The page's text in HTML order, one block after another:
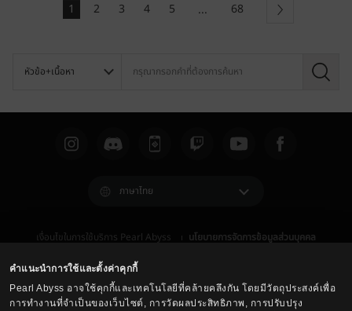
คำแนะนำการใช้และตั้งค่าคุกกี้
Pearl Abyss อาจใช้คุกกี้และเทคโนโลยีที่คล้ายคลึงกัน โดยมีวัตถุประสงค์เพื่อ
การทำงานที่จำเป็นของเว็บไซต์, การวัดผลประสิทธิภาพ, การปรับปรุง
1 2 3 4 5 ... 68 ถัดไป
ค้
ห
ภาษาไทย
เงื่อนไขในการใช้บริการ Pearl Abyss
นโยบายการจัดการข้อมูลส่วนบุคคล
ตัวเลือกการปกป้องข้อมูลส่วนบุคคล